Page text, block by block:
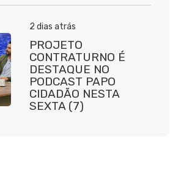
2 dias atrás
PROJETO
CONTRATURNO É
DESTAQUE NO
PODCAST PAPO
CIDADÃO NESTA
SEXTA (7)